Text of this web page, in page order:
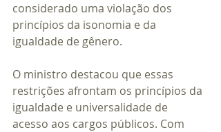
considerado uma violação dos
princípios da isonomia e da
igualdade de gênero.
O ministro destacou que essas
restrições afrontam os princípios da
igualdade e universalidade de
acesso aos cargos públicos. Com